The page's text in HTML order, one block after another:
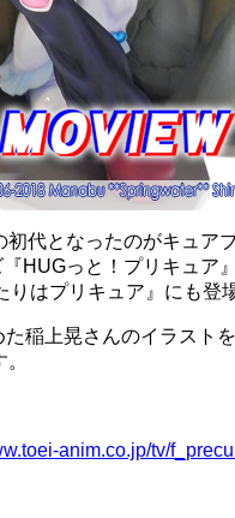
代となったのがキュア
HUGっと！プリキュア
はプリキュア』にも登
稲上晃さんのイラスト
anim.co.jp/tv/